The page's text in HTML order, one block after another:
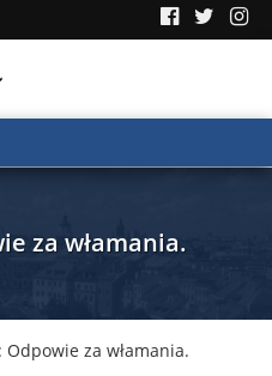
za włamania.
Odpowie za włamania.